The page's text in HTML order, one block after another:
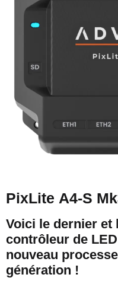
PixLite A4-S
Voici le dernier et
contrôleur de
nouveau
génération !